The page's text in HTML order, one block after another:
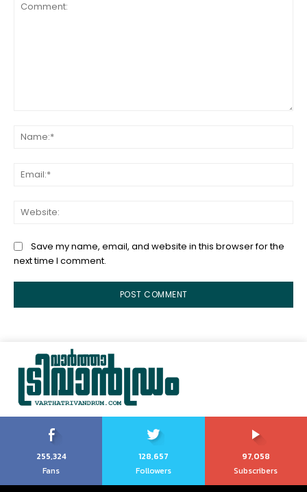
Save my name, email, and website in this browser for the
next time I comment.
255,324
Fans
128,657
Followers
97,058
Subscribers